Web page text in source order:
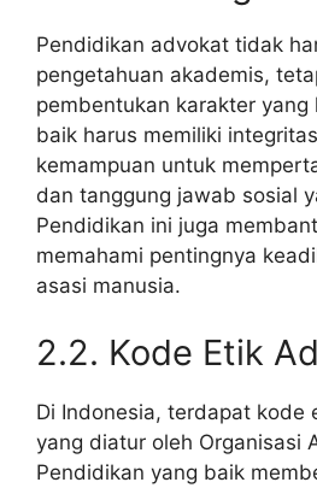
Pendidikan advokat tidak
pengetahuan akademis,
pembentukan karakter
baik harus memiliki
kemampuan untuk
dan tanggung jawab sosial
Pendidikan ini juga
memahami pentingnya
asasi manusia.
2.2. Kode Etik
Di Indonesia, terdapat kode
yang diatur oleh Organisasi
Pendidikan yang baik